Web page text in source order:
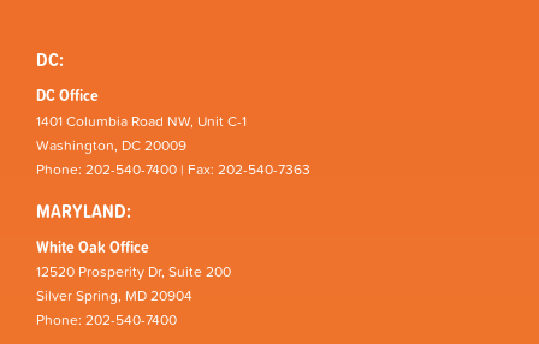
DC:
DC Office
1401 Columbia Road NW, Unit C-1
Washington, DC 20009
Phone: 202-540-7400 | Fax: 202-540-7363
MARYLAND:
White Oak Office
12520 Prosperity Dr, Suite 200
Silver Spring, MD 20904
Phone: 202-540-7400